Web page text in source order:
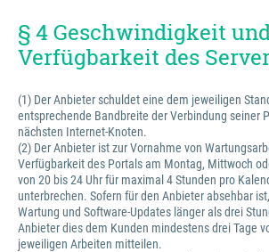
§ 4 Geschwindigkeit
Verfügbarkeit des
(1) Der Anbieter schuldet eine dem jeweiligen
entsprechende Bandbreite der Verbindung seiner
nächsten Internet-Knoten.
(2) Der Anbieter ist zur Vornahme von
Verfügbarkeit des Portals am Montag, Mittwoch
von 20 bis 24 Uhr für maximal 4 Stunden pro
unterbrechen. Sofern für den Anbieter absehbar
Wartung und Software-Updates länger als drei
Anbieter dies dem Kunden mindestens drei Tage
jeweiligen Arbeiten mitteilen.